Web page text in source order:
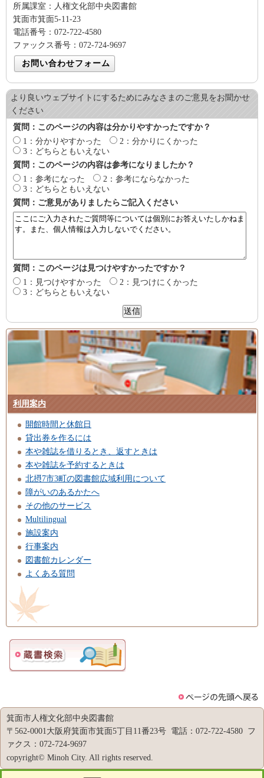
所属課室：人権文化部中央図書館
箕面市箕面5-11-23
電話番号：072-722-4580
ファックス番号：072-724-9697
より良いウェブサイトにするためにみなさまのご意見をお聞かせ
ください
質問：このページの内容は分かりやすかったですか？
1：分かりやすかった
2：分かりにくかった
3：どちらともいえない
質問：このページの内容は参考になりましたか？
1：参考になった
2：参考にならなかった
3：どちらともいえない
質問：ご意見がありましたらご記入ください
質問：このページは見つけやすかったですか？
1：見つけやすかった
2：見つけにくかった
3：どちらともいえない
利用案内
開館時間と休館日
貸出券を作るには
本や雑誌を借りるとき、返すときは
本や雑誌を予約するときは
北摂7市3町の図書館広域利用について
障がいのあるかたへ
その他のサービス
Multilingual
施設案内
行事案内
図書館カレンダー
よくある質問
箕面市人権文化部中央図書館
〒562-0001大阪府箕面市箕面5丁目11番23号 電話：072-722-4580 フ
ァクス：072-724-9697
copyright© Minoh City. All rights reserved.